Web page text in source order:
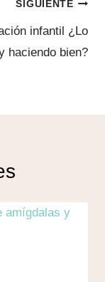
SIGUIENTE
infantil ¿Lo
haciendo bien?